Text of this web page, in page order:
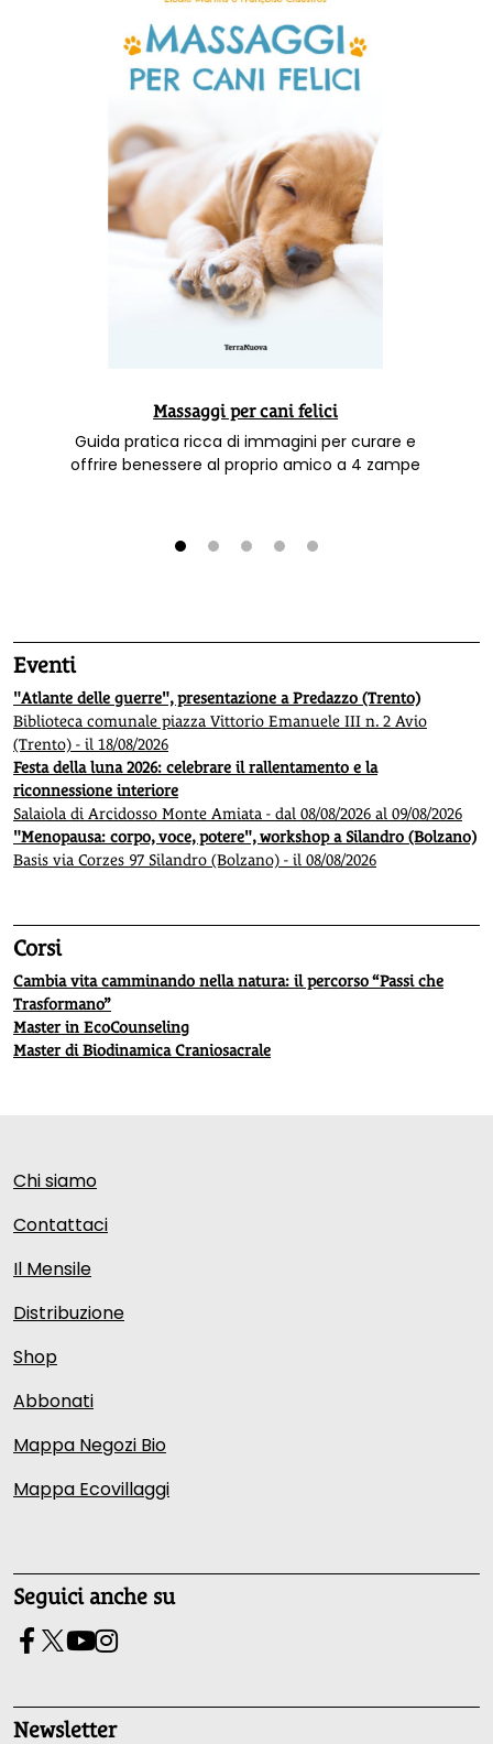
Massaggi per cani felici
Guida pratica ricca di immagini per curare e
offrire benessere al proprio amico a 4 zampe
Eventi
"Atlante delle guerre", presentazione a Predazzo (Trento)
Biblioteca comunale piazza Vittorio Emanuele III n. 2 Avio
(Trento) - il 18/08/2026
Festa della luna 2026: celebrare il rallentamento e la
riconnessione interiore
Salaiola di Arcidosso Monte Amiata - dal 08/08/2026 al 09/08/2026
"Menopausa: corpo, voce, potere", workshop a Silandro (Bolzano)
Basis via Corzes 97 Silandro (Bolzano) - il 08/08/2026
Corsi
Cambia vita camminando nella natura: il percorso “Passi che
Trasformano”
Master in EcoCounseling
Master di Biodinamica Craniosacrale
Chi siamo
Contattaci
Il Mensile
Distribuzione
Shop
Abbonati
Mappa Negozi Bio
Mappa Ecovillaggi
Seguici anche su
Newsletter